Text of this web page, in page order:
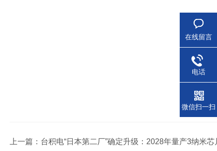
上一篇： 台积电“日本第二厂”确定升级：2028年量产3纳米
在线留言
电话
微信扫一扫